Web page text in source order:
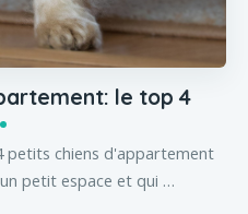
le top 4
petits chiens d'appartement
petit espace et qui …